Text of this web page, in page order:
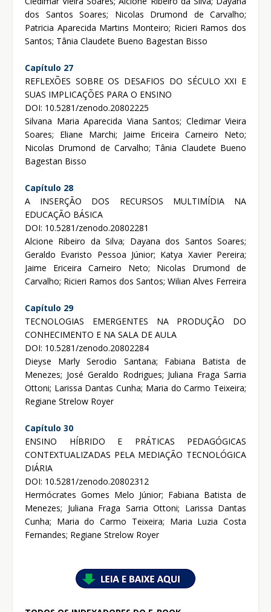
dos Santos Soares; Nicolas Drumond de Carvalho;
Patricia Aparecida Martins Monteiro; Ricieri Ramos dos
Santos; Tânia Claudete Bueno Bagestan Bisso
Capítulo 27
REFLEXÕES SOBRE OS DESAFIOS DO SÉCULO XXI E
SUAS IMPLICAÇÕES PARA O ENSINO
DOI: 10.5281/zenodo.20802225
Silvana Maria Aparecida Viana Santos; Cledimar Vieira
Soares; Eliane Marchi; Jaime Ericeira Carneiro Neto;
Nicolas Drumond de Carvalho; Tânia Claudete Bueno
Bagestan Bisso
Capítulo 28
A INSERÇÃO DOS RECURSOS MULTIMÍDIA NA
EDUCAÇÃO BÁSICA
DOI: 10.5281/zenodo.20802281
Alcione Ribeiro da Silva; Dayana dos Santos Soares;
Geraldo Evaristo Pessoa Júnior; Katya Xavier Pereira;
Jaime Ericeira Carneiro Neto; Nicolas Drumond de
Carvalho; Ricieri Ramos dos Santos; Wilian Alves Ferreira
Capítulo 29
TECNOLOGIAS EMERGENTES NA PRODUÇÃO DO
CONHECIMENTO E NA SALA DE AULA
DOI: 10.5281/zenodo.20802284
Dieyse Marly Serodio Santana; Fabiana Batista de
Menezes; José Geraldo Rodrigues; Juliana Fraga Sarria
Ottoni; Larissa Dantas Cunha; Maria do Carmo Teixeira;
Regiane Strelow Royer
Capítulo 30
ENSINO HÍBRIDO E PRÁTICAS PEDAGÓGICAS
CONTEXTUALIZADAS PELA MEDIAÇÃO TECNOLÓGICA
DIÁRIA
DOI: 10.5281/zenodo.20802312
Hermócrates Gomes Melo Júnior; Fabiana Batista de
Menezes; Juliana Fraga Sarria Ottoni; Larissa Dantas
Cunha; Maria do Carmo Teixeira; Maria Luzia Costa
Fernandes; Regiane Strelow Royer